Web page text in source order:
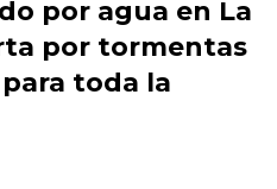
por agua en La
por tormentas
toda la